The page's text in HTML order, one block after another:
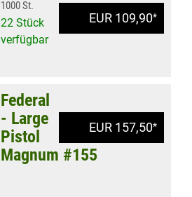
EUR 109,90*
1000 St.
22 Stück
verfügbar
EUR 157,50*
Federal
- Large
Pistol
Magnum #155